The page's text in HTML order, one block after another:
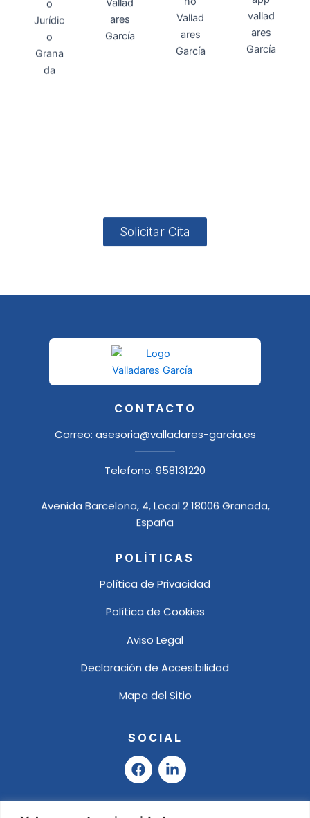
Solicitar Cita
CONTACTO
Correo: asesoria@valladares-garcia.es
Telefono: 958131220
Avenida Barcelona, 4, Local 2 18006 Granada,
España
POLÍTICAS
Política de Privacidad
Política de Cookies
Aviso Legal
Declaración de Accesibilidad
Mapa del Sitio
SOCIAL
F
a
e
L
i
k